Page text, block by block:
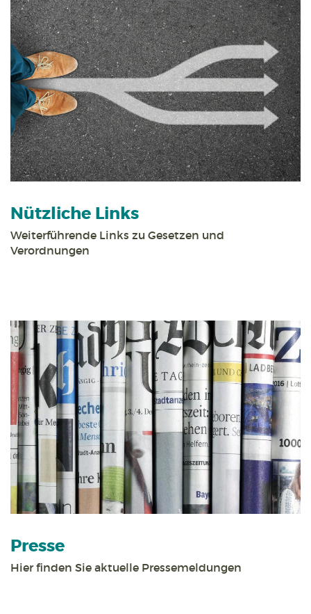
Nützliche Links
Weiterführende Links zu Gesetzen und
Verordnungen
Presse
Hier finden Sie aktuelle Pressemeldungen